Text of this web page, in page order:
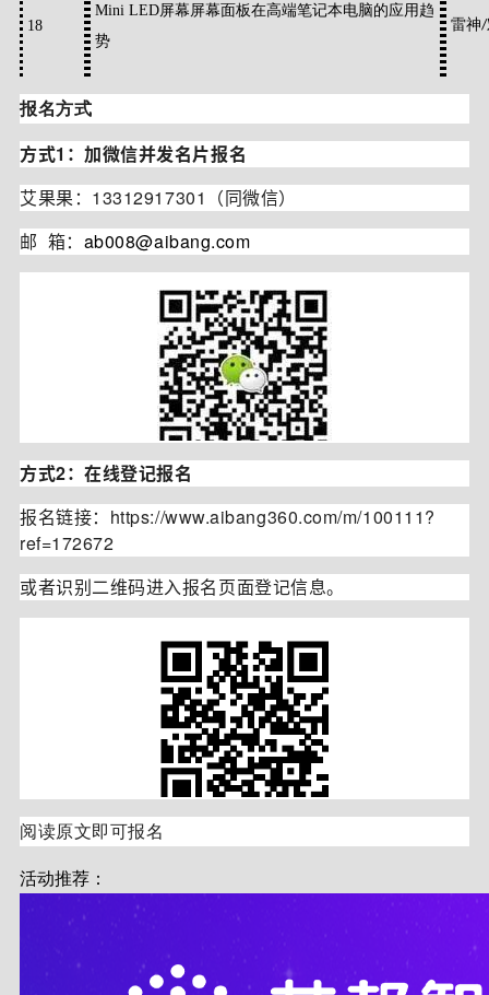
18
Mini LED屏幕屏幕面板在高端笔记本电脑的应用趋
势
雷神/
报名方式
方式1：加微信并发名片报名
艾果果：13312917301（同微信）
邮 箱： ab008@aibang.com
方式2：在线登记报名
报名链接： https://www.aibang360.com/m/100111?
ref=172672
或者识别二维码进入报名页面登记信息。
阅读原文即可报名
活动推荐：